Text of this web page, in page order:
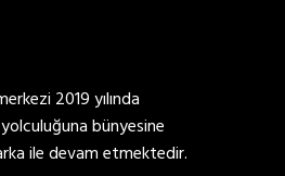
2019 yılında
bünyesine
ile devam etmektedir.